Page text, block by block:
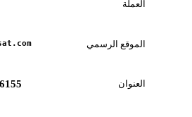
العملة
الموقع الرسمي
العنوان 6155 El Camino Real